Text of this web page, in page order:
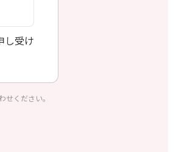
し受け
ください。